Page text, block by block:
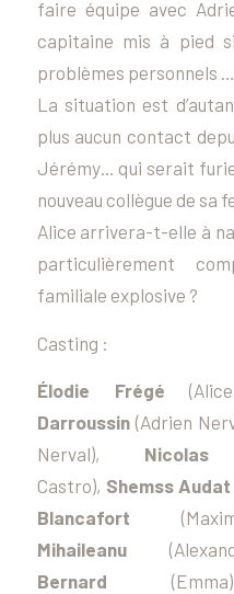
faire équipe avec
capitaine mis à pied
problèmes personnels …
La situation est
plus aucun contact
Jérémy… qui serait
nouveau collègue de sa
Alice arrivera-t-elle à
particulièrement
familiale explosive ?
Casting :
Élodie Frégé
Darroussin (Adrien
Nerval), Nicolas
Castro), Shemss Audat
Blancafort
Mihaileanu
Bernard